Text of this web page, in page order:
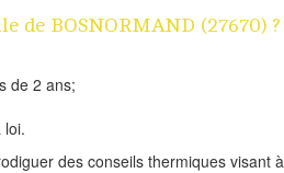
BOSNORMAND (27670) ?
de 2 ans;
loi.
des conseils thermiques visant à